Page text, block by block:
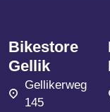
Bikestore
Gellik
Gellikerweg
145